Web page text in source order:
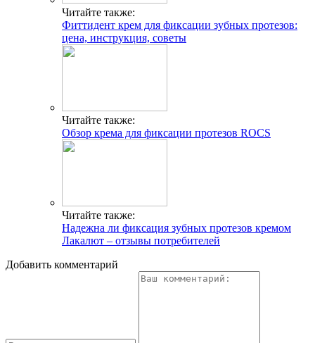
Читайте также:
Фиттидент крем для фиксации зубных протезов:
цена, инструкция, советы
Читайте также:
Обзор крема для фиксации протезов ROCS
Читайте также:
Надежна ли фиксация зубных протезов кремом
Лакалют – отзывы потребителей
Добавить комментарий